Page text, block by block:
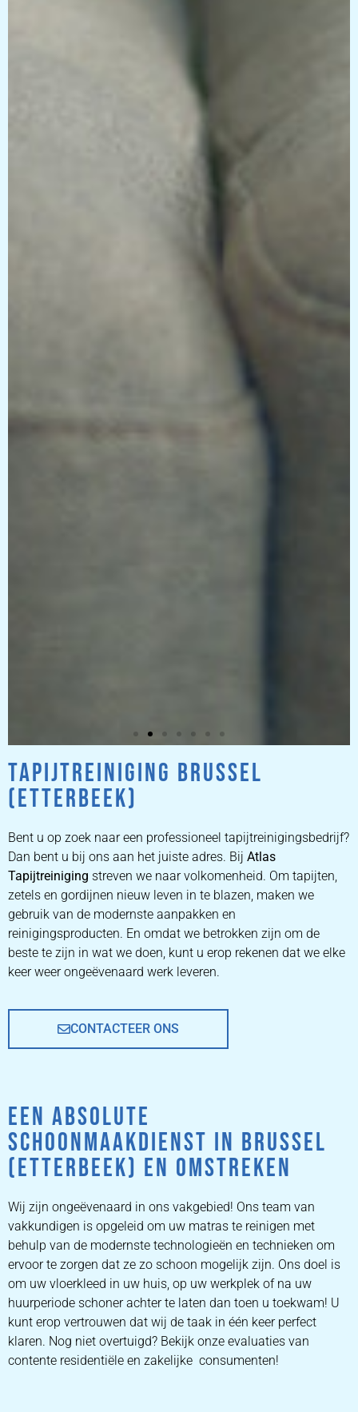
ZETEL
REINIGEN
ZETEL REINIGEN DOOR
PROFESSIONALS
PRIJZEN
TAPIJTREINIGING BRUSSEL
(ETTERBEEK)
Bent u op zoek naar een professioneel tapijtreinigingsbedrijf?
Dan bent u bij ons aan het juiste adres. Bij Atlas
Tapijtreiniging streven we naar volkomenheid. Om tapijten,
zetels en gordijnen nieuw leven in te blazen, maken we
gebruik van de modernste aanpakken en
reinigingsproducten. En omdat we betrokken zijn om de
beste te zijn in wat we doen, kunt u erop rekenen dat we elke
keer weer ongeëvenaard werk leveren.
CONTACTEER ONS
EEN ABSOLUTE
SCHOONMAAKDIENST IN BRUSSEL
(ETTERBEEK) EN OMSTREKEN
Wij zijn ongeëvenaard in ons vakgebied! Ons team van
vakkundigen is opgeleid om uw matras te reinigen met
behulp van de modernste technologieën en technieken om
ervoor te zorgen dat ze zo schoon mogelijk zijn. Ons doel is
om uw vloerkleed in uw huis, op uw werkplek of na uw
huurperiode schoner achter te laten dan toen u toekwam! U
kunt erop vertrouwen dat wij de taak in één keer perfect
klaren. Nog niet overtuigd? Bekijk onze evaluaties van
contente residentiële en zakelijke consumenten!